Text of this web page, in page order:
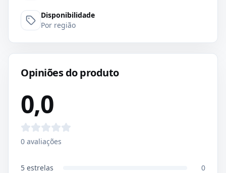
Disponibilidade
Por região
Opiniões do produto
0,0
0 avaliações
5 estrelas
0